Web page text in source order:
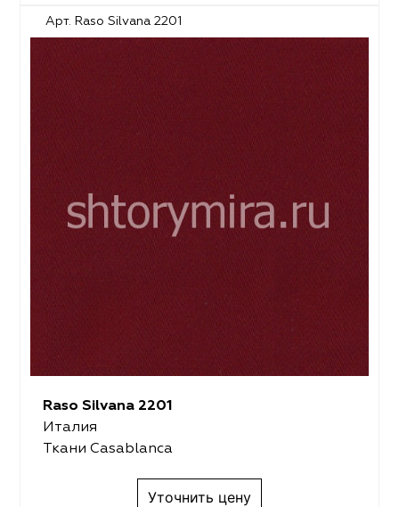
Арт. Raso Silvana 2201
Raso Silvana 2201
Италия
Ткани Casablanca
Уточнить цену